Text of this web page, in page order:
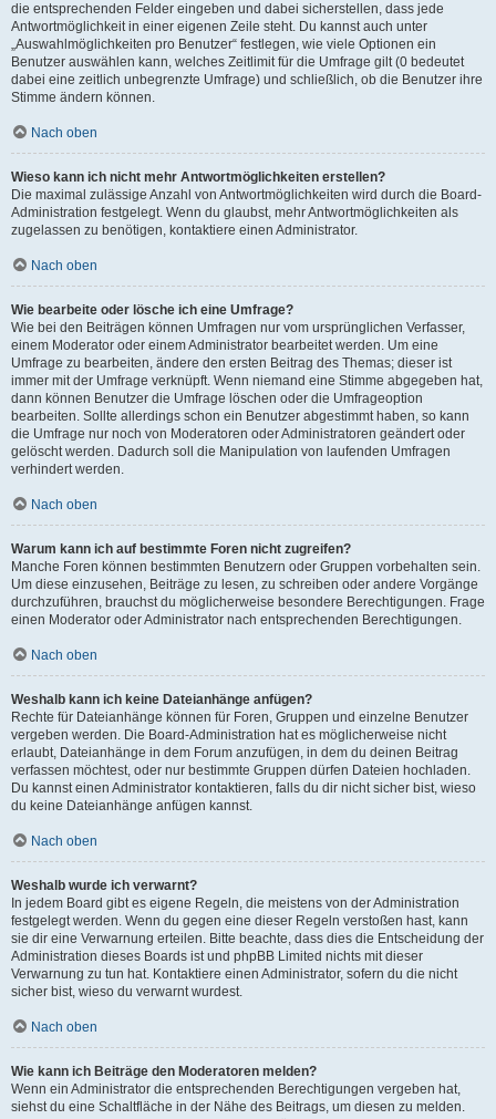
die entsprechenden Felder eingeben und dabei sicherstellen, dass jede
Antwortmöglichkeit in einer eigenen Zeile steht. Du kannst auch unter
„Auswahlmöglichkeiten pro Benutzer“ festlegen, wie viele Optionen ein
Benutzer auswählen kann, welches Zeitlimit für die Umfrage gilt (0 bedeutet
dabei eine zeitlich unbegrenzte Umfrage) und schließlich, ob die Benutzer ihre
Stimme ändern können.
Nach oben
Wieso kann ich nicht mehr Antwortmöglichkeiten erstellen?
Die maximal zulässige Anzahl von Antwortmöglichkeiten wird durch die Board-
Administration festgelegt. Wenn du glaubst, mehr Antwortmöglichkeiten als
zugelassen zu benötigen, kontaktiere einen Administrator.
Nach oben
Wie bearbeite oder lösche ich eine Umfrage?
Wie bei den Beiträgen können Umfragen nur vom ursprünglichen Verfasser,
einem Moderator oder einem Administrator bearbeitet werden. Um eine
Umfrage zu bearbeiten, ändere den ersten Beitrag des Themas; dieser ist
immer mit der Umfrage verknüpft. Wenn niemand eine Stimme abgegeben hat,
dann können Benutzer die Umfrage löschen oder die Umfrageoption
bearbeiten. Sollte allerdings schon ein Benutzer abgestimmt haben, so kann
die Umfrage nur noch von Moderatoren oder Administratoren geändert oder
gelöscht werden. Dadurch soll die Manipulation von laufenden Umfragen
verhindert werden.
Nach oben
Warum kann ich auf bestimmte Foren nicht zugreifen?
Manche Foren können bestimmten Benutzern oder Gruppen vorbehalten sein.
Um diese einzusehen, Beiträge zu lesen, zu schreiben oder andere Vorgänge
durchzuführen, brauchst du möglicherweise besondere Berechtigungen. Frage
einen Moderator oder Administrator nach entsprechenden Berechtigungen.
Nach oben
Weshalb kann ich keine Dateianhänge anfügen?
Rechte für Dateianhänge können für Foren, Gruppen und einzelne Benutzer
vergeben werden. Die Board-Administration hat es möglicherweise nicht
erlaubt, Dateianhänge in dem Forum anzufügen, in dem du deinen Beitrag
verfassen möchtest, oder nur bestimmte Gruppen dürfen Dateien hochladen.
Du kannst einen Administrator kontaktieren, falls du dir nicht sicher bist, wieso
du keine Dateianhänge anfügen kannst.
Nach oben
Weshalb wurde ich verwarnt?
In jedem Board gibt es eigene Regeln, die meistens von der Administration
festgelegt werden. Wenn du gegen eine dieser Regeln verstoßen hast, kann
sie dir eine Verwarnung erteilen. Bitte beachte, dass dies die Entscheidung der
Administration dieses Boards ist und phpBB Limited nichts mit dieser
Verwarnung zu tun hat. Kontaktiere einen Administrator, sofern du die nicht
sicher bist, wieso du verwarnt wurdest.
Nach oben
Wie kann ich Beiträge den Moderatoren melden?
Wenn ein Administrator die entsprechenden Berechtigungen vergeben hat,
siehst du eine Schaltfläche in der Nähe des Beitrags, um diesen zu melden.